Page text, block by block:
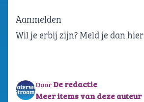
Aanmelden
Wil je erbij zijn? Meld je danhier
Door De redactie
Meer items van deze auteur